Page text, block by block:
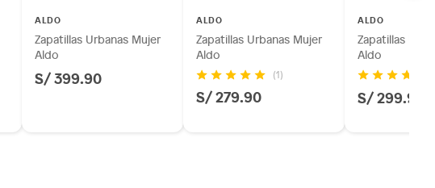
ALDO
Zapatillas Urbanas Mujer
Aldo
S/ 399.90
ALDO
Zapatillas Urbanas Mujer
Aldo
(1)
S/ 279.90
ALDO
Zapatillas
Aldo
S/ 299.90